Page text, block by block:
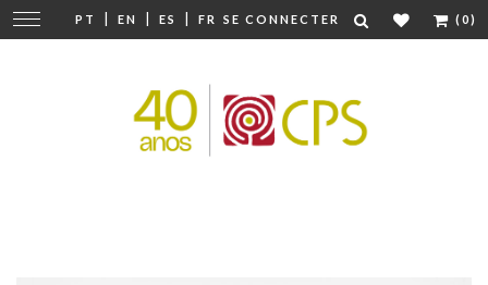
PT | EN | ES | FR SE CONNECTER (0)
Modifier
la